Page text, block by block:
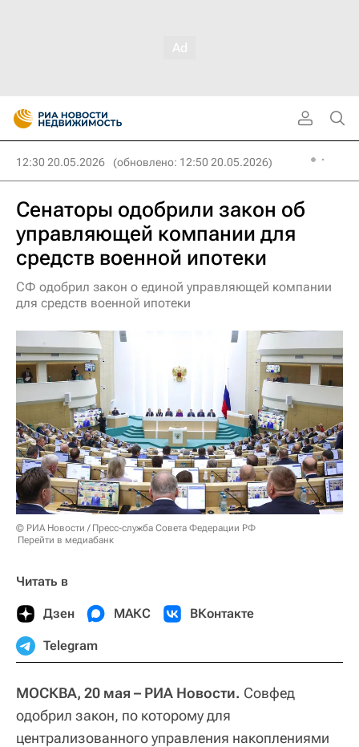
12:30 20.05.2026 (обновлено: 12:50 20.05.2026)
Сенаторы одобрили закон об
управляющей компании для
средств военной ипотеки
СФ одобрил закон о единой управляющей компании
для средств военной ипотеки
© РИА Новости / Пресс-служба Совета Федерации РФ
Перейти в медиабанк
Читать в
Дзен МАКС ВКонтакте
Telegram
МОСКВА, 20 мая – РИА Новости. Совфед
одобрил закон, по которому для
централизованного управления накоплениями